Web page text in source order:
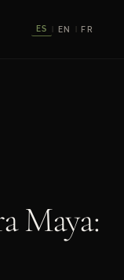
ES EN FR
Maya: